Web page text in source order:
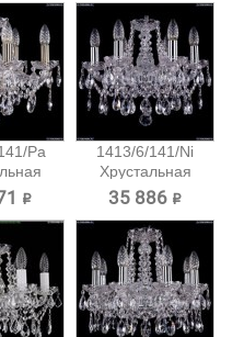
Pa
₽
1413/6/141/Ni
Хрустальная
подвесная...
35 886 ₽